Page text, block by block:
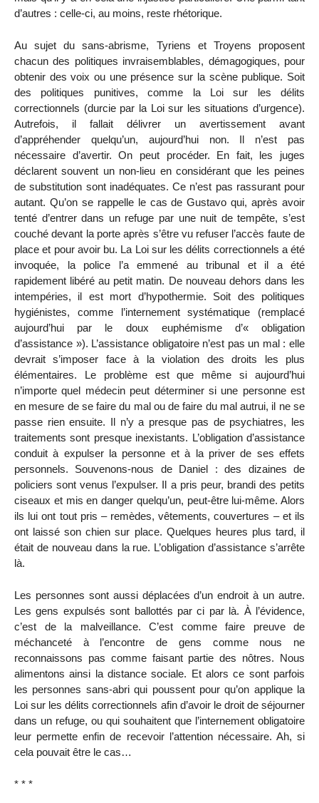
d’autres : celle-ci, au moins, reste rhétorique.
Au sujet du sans-abrisme, Tyriens et Troyens proposent
chacun des politiques invraisemblables, démagogiques, pour
obtenir des voix ou une présence sur la scène publique. Soit
des politiques punitives, comme la Loi sur les délits
correctionnels (durcie par la Loi sur les situations d’urgence).
Autrefois, il fallait délivrer un avertissement avant
d’appréhender quelqu’un, aujourd’hui non. Il n’est pas
nécessaire d’avertir. On peut procéder. En fait, les juges
déclarent souvent un non-lieu en considérant que les peines
de substitution sont inadéquates. Ce n’est pas rassurant pour
autant. Qu’on se rappelle le cas de Gustavo qui, après avoir
tenté d’entrer dans un refuge par une nuit de tempête, s’est
couché devant la porte après s’être vu refuser l’accès faute de
place et pour avoir bu. La Loi sur les délits correctionnels a été
invoquée, la police l’a emmené au tribunal et il a été
rapidement libéré au petit matin. De nouveau dehors dans les
intempéries, il est mort d’hypothermie. Soit des politiques
hygiénistes, comme l’internement systématique (remplacé
aujourd’hui par le doux euphémisme d’« obligation
d’assistance »). L’assistance obligatoire n’est pas un mal : elle
devrait s’imposer face à la violation des droits les plus
élémentaires. Le problème est que même si aujourd’hui
n’importe quel médecin peut déterminer si une personne est
en mesure de se faire du mal ou de faire du mal autrui, il ne se
passe rien ensuite. Il n’y a presque pas de psychiatres, les
traitements sont presque inexistants. L’obligation d’assistance
conduit à expulser la personne et à la priver de ses effets
personnels. Souvenons-nous de Daniel : des dizaines de
policiers sont venus l’expulser. Il a pris peur, brandi des petits
ciseaux et mis en danger quelqu’un, peut-être lui-même. Alors
ils lui ont tout pris – remèdes, vêtements, couvertures – et ils
ont laissé son chien sur place. Quelques heures plus tard, il
était de nouveau dans la rue. L’obligation d’assistance s’arrête
là.
Les personnes sont aussi déplacées d’un endroit à un autre.
Les gens expulsés sont ballottés par ci par là. À l’évidence,
c’est de la malveillance. C’est comme faire preuve de
méchanceté à l’encontre de gens comme nous ne
reconnaissons pas comme faisant partie des nôtres. Nous
alimentons ainsi la distance sociale. Et alors ce sont parfois
les personnes sans-abri qui poussent pour qu’on applique la
Loi sur les délits correctionnels afin d’avoir le droit de séjourner
dans un refuge, ou qui souhaitent que l’internement obligatoire
leur permette enfin de recevoir l’attention nécessaire. Ah, si
cela pouvait être le cas…
* * *